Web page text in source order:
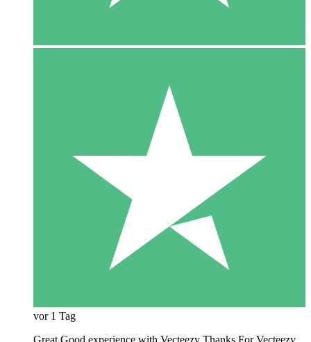
vor 1 Tag
Great Good experience with Vecteezy Thanks For Vecteezy